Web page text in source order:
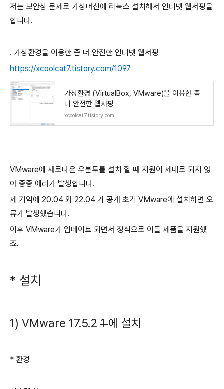
저는 보안상 문제로 가상머신에 리눅스 설치해서 인터넷 웹서핑을
합니다.
. 가상환경을 이용한 좀 더 안전한 인터넷 웹서핑
https://xcoolcat7.tistory.com/1097
가상환경 (VirtualBox, VMware)을 이용한 좀
더 안전한 웹서핑
xcoolcat7.tistory.com
VMware에 새로나온 우분투를 설치 할 때 지원이 제대로 되지 않
아 종종 에러가 발생합니다.
제 기억에 20.04 와 22.04 가 공개 초기 VMware에 설치하면 오
류가 발생했습니다.
이후 VMware가 업데이트 되면서 정식으로 이들 제품을 지원했
죠.
* 설치
1) VMware 17.5.2 1에 설치
* 환경